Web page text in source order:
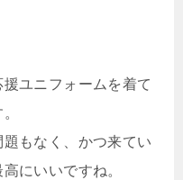
ユニフォームを着て
もなく、かつ来てい
にいいですね。